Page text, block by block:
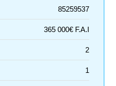
85259537
365 000€ F.A.I
2
1